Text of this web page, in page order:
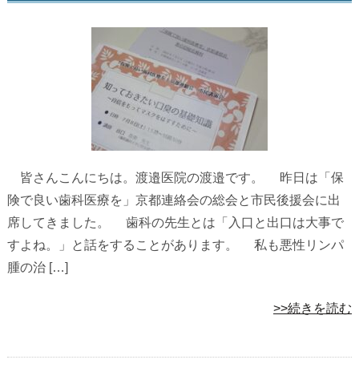
皆さんこんにちは。渡邉医院の渡邉です。 昨日は「保
険で良い歯科医療を」京都連絡会の総会と市民後援会に出
席してきました。 歯科の先生とは「入口と出口は大事で
すよね。」と話をすることがあります。 私も悪性リンパ
腫の治 […]
>>続きを読む